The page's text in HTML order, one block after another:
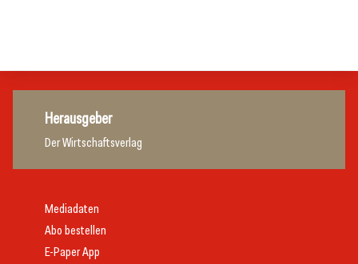
Herausgeber
Der Wirtschaftsverlag
Mediadaten
Abo bestellen
E-Paper App